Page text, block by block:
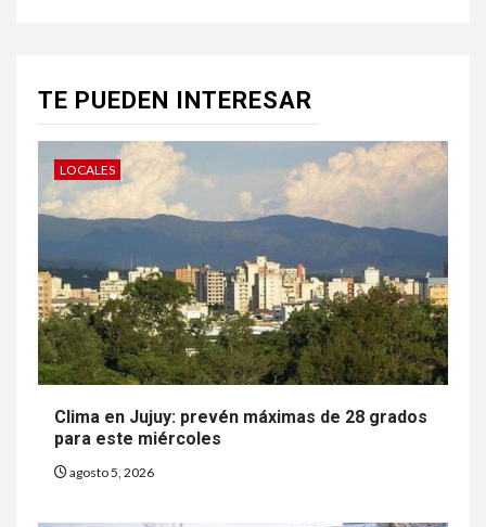
TE PUEDEN INTERESAR
LOCALES
Clima en Jujuy: prevén máximas de 28 grados
para este miércoles
agosto 5, 2026